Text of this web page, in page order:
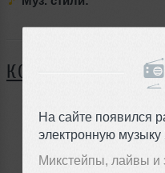
На сайте появился
электронную музыку
Микстейпы, лайвы и
КОММЕНТАРИИ